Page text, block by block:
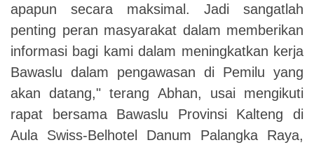
apapun secara maksimal. Jadi sangatlah
penting peran masyarakat dalam memberikan
informasi bagi kami dalam meningkatkan kerja
Bawaslu dalam pengawasan di Pemilu yang
akan datang," terang Abhan, usai mengikuti
rapat bersama Bawaslu Provinsi Kalteng di
Aula Swiss-Belhotel Danum Palangka Raya,